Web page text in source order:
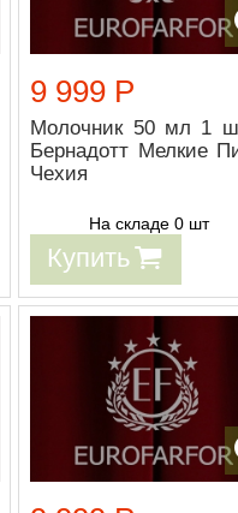
9 999 Р
Молочник 50 мл 1
Бернадотт Мелкие
Чехия
На складе 0 шт
Купить